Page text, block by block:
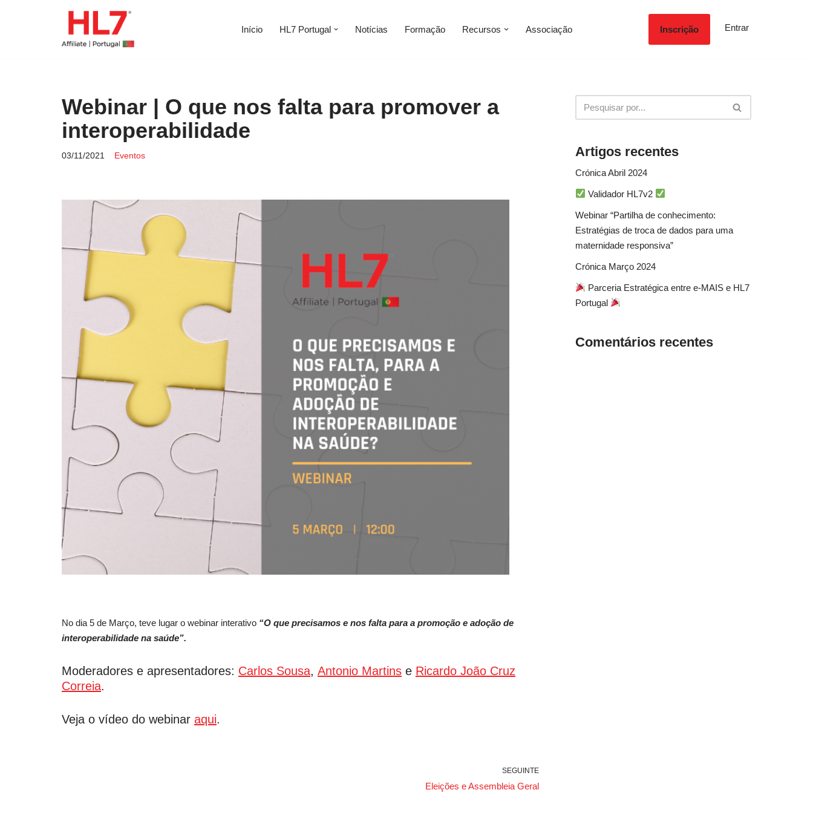
Início HL7 Portugal Notícias Formação Recursos Associação Inscrição Entrar
Webinar | O que nos falta para promover a
interoperabilidade
03/11/2021 Eventos
No dia 5 de Março, teve lugar o webinar interativo “O que precisamos e nos falta para a promoção e adoção de
interoperabilidade na saúde”.
Moderadores e apresentadores: Carlos Sousa, Antonio Martins e Ricardo João Cruz
Correia.
Veja o vídeo do webinar aqui.
SEGUINTE
Eleições e Assembleia Geral
Artigos recentes
Crónica Abril 2024
Validador HL7v2
Webinar “Partilha de conhecimento:
Estratégias de troca de dados para uma
maternidade responsiva”
Crónica Março 2024
Parceria Estratégica entre e-MAIS e HL7
Portugal
Comentários recentes